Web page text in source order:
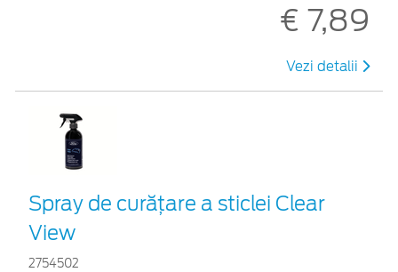
€ 7,89
Vezi detalii
Spray de curățare a sticlei Clear
View
2754502